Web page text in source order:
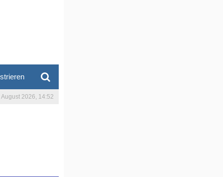
August 2026, 14:52